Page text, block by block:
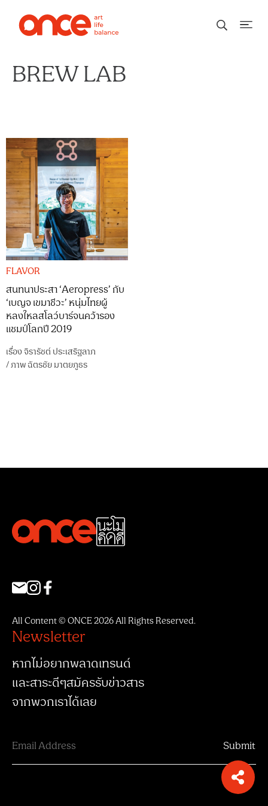
BREW LAB
FLAVOR
สนทนาประสา ‘Aeropress’ กับ
‘เบญจ เขมาชีวะ’ หนุ่มไทยผู้
หลงใหลสโลว์บาร์จนคว้ารอง
แชมป์โลกปี 2019
เรื่องจิรารัชต์ ประเสริฐลาภ
/ภาพฉัตรชัย มาตยภูธร
All Content © ONCE 2026 All Rights Reserved.
Newsletter
หากไม่อยากพลาดเทรนด์
และสาระดีๆสมัครรับข่าวสาร
จากพวกเราได้เลย